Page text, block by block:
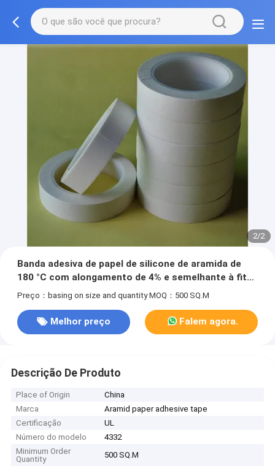
2/2
Banda adesiva de papel de silicone de aramida de
180 °C com alongamento de 4% e semelhante à fita
adesiva de papel Nomex
Preço：basing on size and quantity MOQ：500 SQ.M
Melhor preço Falem agora.
Descrição De Produto
Place of Origin
China
Marca
Aramid paper adhesive tape
Certificação
UL
Número do modelo
4332
Minimum Order
Quantity
500 SQ.M